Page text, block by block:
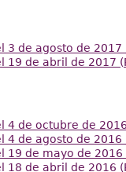
de agosto de 2017
de abril de 2017
de octubre de 2016
de agosto de 2016
de mayo de 2016
de abril de 2016